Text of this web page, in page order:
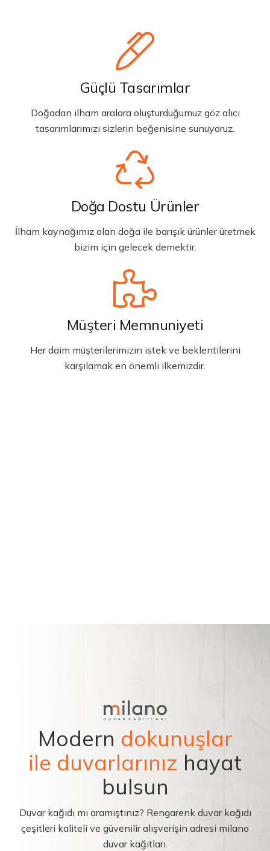
Güçlü Tasarımlar
Doğadan ilham aralara oluşturduğumuz göz alıcı
tasarımlarımızı sizlerin beğenisine sunuyoruz.
Doğa Dostu Ürünler
İlham kaynağımız olan doğa ile barışık ürünler üretmek
bizim için gelecek demektir.
Müşteri Memnuniyeti
Her daim müşterilerimizin istek ve beklentilerini
karşılamak en önemli ilkemizdir.
Modern dokunuşlar
ile duvarlarınız hayat
bulsun
Duvar kağıdı mı aramıştınız? Rengarenk duvar kağıdı
çeşitleri kaliteli ve güvenilir alışverişin adresi milano
duvar kağıtları.